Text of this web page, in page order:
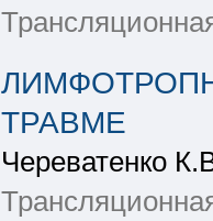
ТРАВМЕ
Череватенко